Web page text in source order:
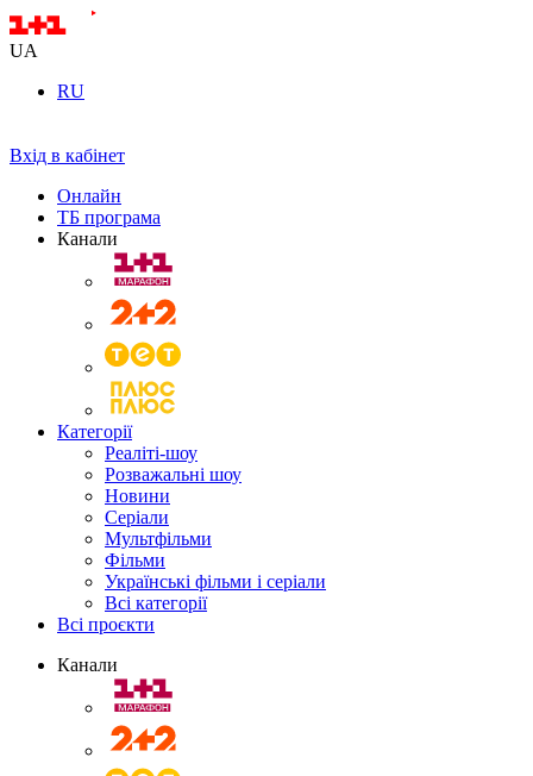
UA
RU
Вхід в кабінет
Онлайн
ТБ програма
Канали
Категорії
Реаліті-шоу
Розважальні шоу
Новини
Серіали
Мультфільми
Фільми
Українські фільми і серіали
Всі категорії
Всі проєкти
Канали